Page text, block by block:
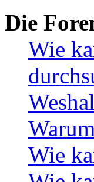
Die
Wie
Wie